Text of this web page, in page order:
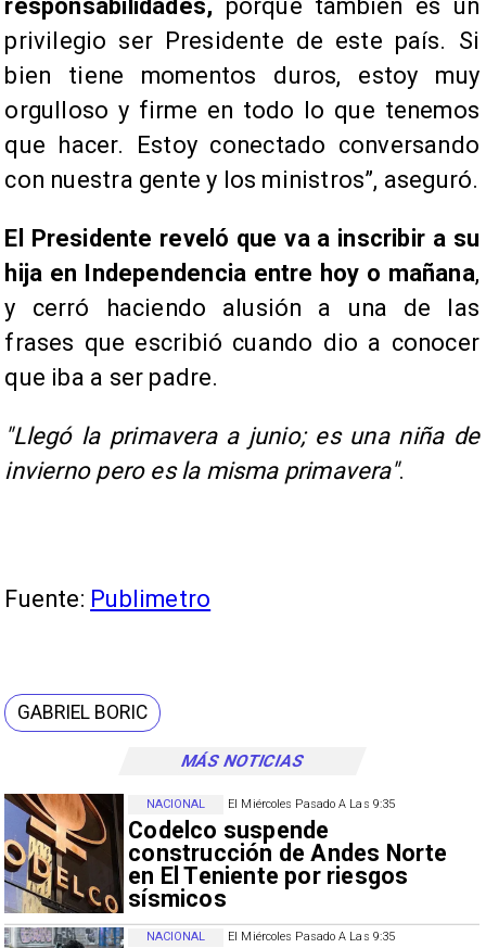
MÁS NOTICIAS
El Miércoles Pasado A Las 9:35
Codelco suspende
construcción de Andes Norte
en El Teniente por riesgos
sísmicos
NACIONAL
El Miércoles Pasado A Las 9:35
NACIONAL
responsabilidades, porque también es un
privilegio ser Presidente de este país. Si
bien tiene momentos duros, estoy muy
orgulloso y firme en todo lo que tenemos
que hacer. Estoy conectado conversando
con nuestra gente y los ministros”, aseguró.
El Presidente reveló que va a inscribir a su
hija en Independencia entre hoy o mañana,
y cerró haciendo alusión a una de las
frases que escribió cuando dio a conocer
que iba a ser padre.
"Llegó la primavera a junio; es una niña de
invierno pero es la misma primavera".
Fuente: Publimetro
GABRIEL BORIC